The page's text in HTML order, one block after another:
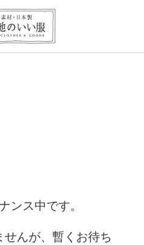
ンス中です。
んが、暫くお待ち